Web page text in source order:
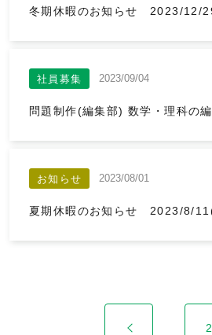
冬期休暇のお知らせ 2023/12/
社員募集 2023/09/04
問題制作(編集部) 数学・理科の
お知らせ 2023/08/01
夏期休暇のお知らせ 2023/8/
2